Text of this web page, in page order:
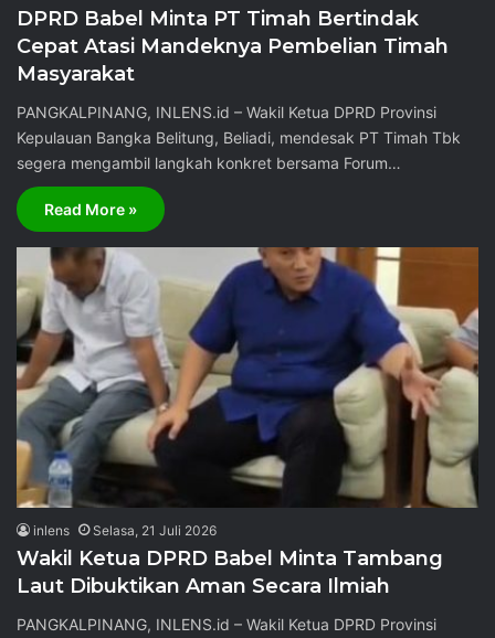
DPRD Babel Minta PT Timah Bertindak
Cepat Atasi Mandeknya Pembelian Timah
Masyarakat
PANGKALPINANG, INLENS.id – Wakil Ketua DPRD Provinsi
Kepulauan Bangka Belitung, Beliadi, mendesak PT Timah Tbk
segera mengambil langkah konkret bersama Forum…
Read More »
inlens Selasa, 21 Juli 2026
Wakil Ketua DPRD Babel Minta Tambang
Laut Dibuktikan Aman Secara Ilmiah
PANGKALPINANG, INLENS.id – Wakil Ketua DPRD Provinsi